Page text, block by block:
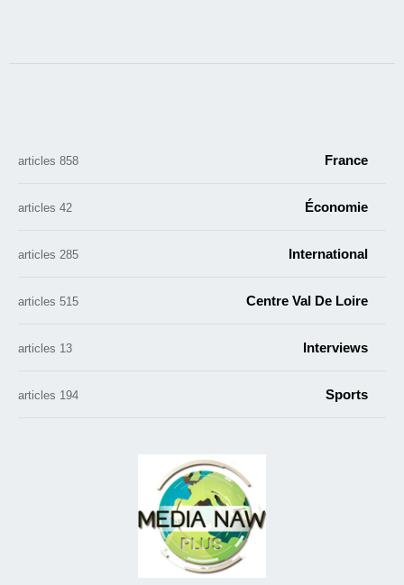
France
858 articles
Économie
42 articles
International
285 articles
Centre Val De Loire
515 articles
Interviews
13 articles
Sports
194 articles